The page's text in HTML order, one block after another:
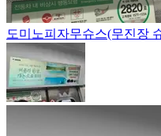
도미노피자무슈스(무진장